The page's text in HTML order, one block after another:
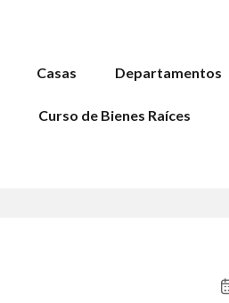
Casas Departamentos
Curso de Bienes Raíces